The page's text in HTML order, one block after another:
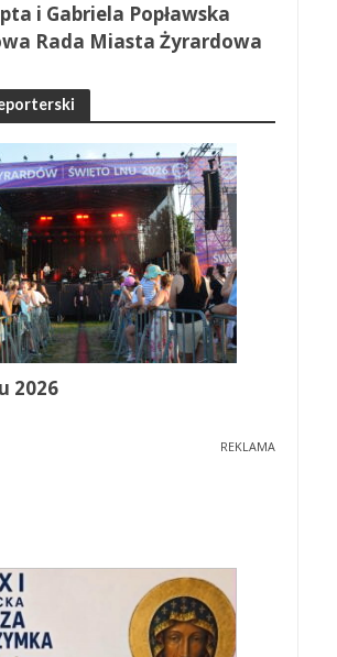
i Gabriela Popławska
Rada Miasta Żyrardowa
2026
REKLAMA